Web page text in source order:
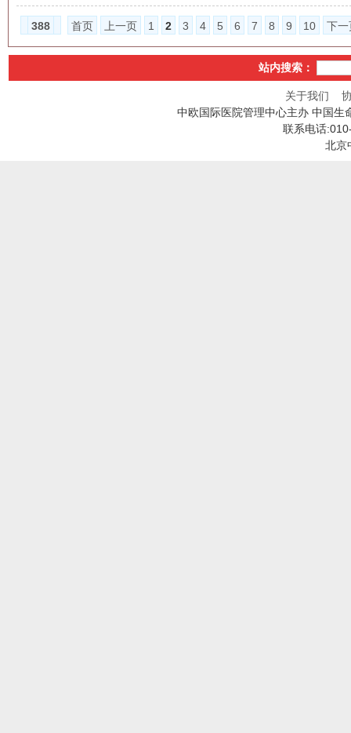
388 首页 上一页 1 2 3 4 5 6 7 8 9 10 下一
站内搜索：
关于我们
中欧国际医院管理中心主办 中国生
联系电话
北京